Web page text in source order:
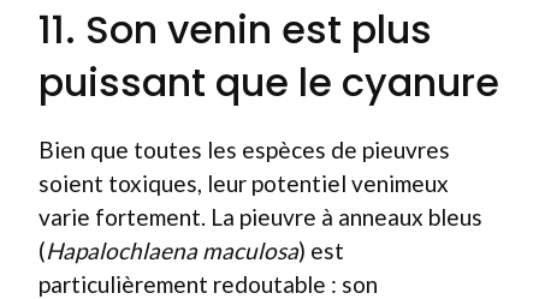
11. Son venin est plus
puissant que le cyanure
Bien que toutes les espèces de pieuvres
soient toxiques, leur potentiel venimeux
varie fortement. La pieuvre à anneaux bleus
(Hapalochlaena maculosa) est
particulièrement redoutable : son